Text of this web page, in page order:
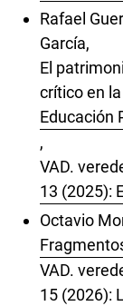
Rafael
García,
El
crítico en
Educación
,
VAD.
13 (2025):
Octavio
VAD.
15 (2026):